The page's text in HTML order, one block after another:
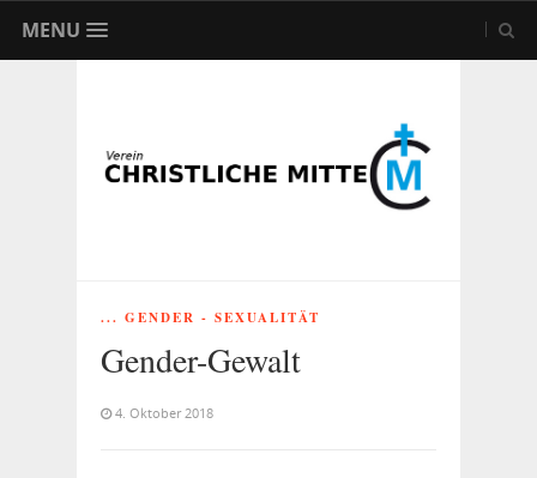
MENU
... GENDER - SEXUALITÄT
Gender-Gewalt
4. Oktober 2018